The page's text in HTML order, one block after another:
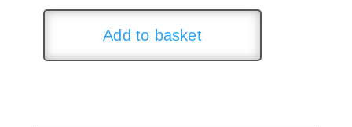
BMW
(E90/E91/E92/E93)
Add to basket